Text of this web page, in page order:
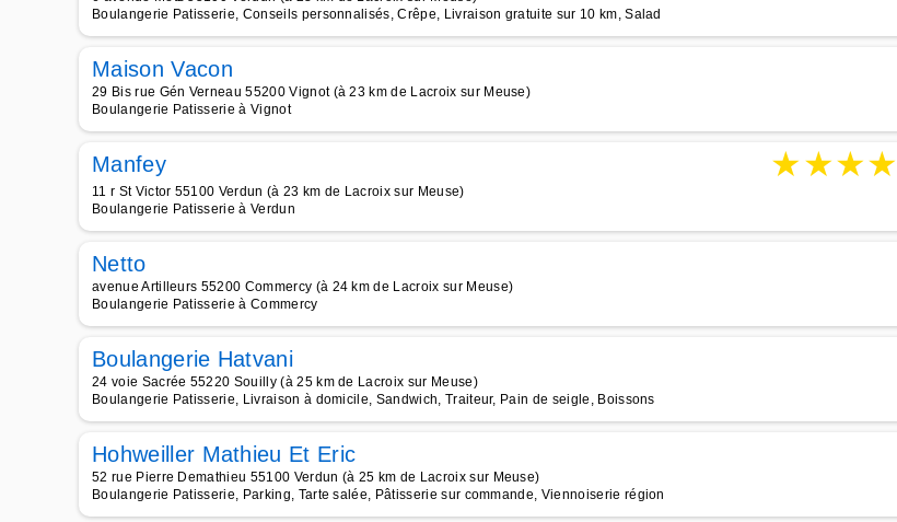
Boulangerie Patisserie, Conseils personnalisés, Crêpe, Livraison gratuite sur 10 km, Salad
Maison Vacon
29 Bis rue Gén Verneau 55200 Vignot (à 23 km de Lacroix sur Meuse)
Boulangerie Patisserie à Vignot
Manfey ★★★★
11 r St Victor 55100 Verdun (à 23 km de Lacroix sur Meuse)
Boulangerie Patisserie à Verdun
Netto
avenue Artilleurs 55200 Commercy (à 24 km de Lacroix sur Meuse)
Boulangerie Patisserie à Commercy
Boulangerie Hatvani
24 voie Sacrée 55220 Souilly (à 25 km de Lacroix sur Meuse)
Boulangerie Patisserie, Livraison à domicile, Sandwich, Traiteur, Pain de seigle, Boissons
Hohweiller Mathieu Et Eric
52 rue Pierre Demathieu 55100 Verdun (à 25 km de Lacroix sur Meuse)
Boulangerie Patisserie, Parking, Tarte salée, Pâtisserie sur commande, Viennoiserie région